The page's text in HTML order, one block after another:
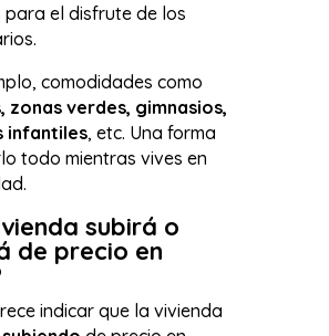
para el disfrute de los
comodidades como
zonas verdes, gimnasios,
infantiles, etc. Una forma
todo mientras vives en
subirá o
de precio en
indicar que la vivienda